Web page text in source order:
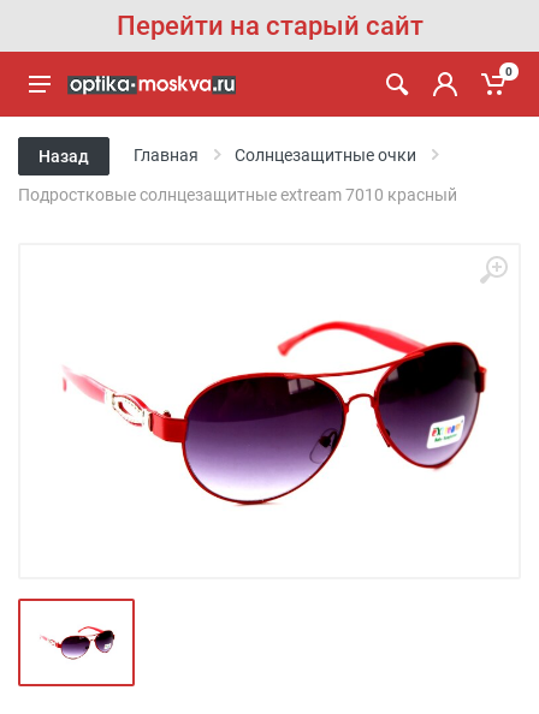
Перейти на старый сайт
0
Назад Главная Солнцезащитные очки
Подростковые солнцезащитные extream 7010 красный